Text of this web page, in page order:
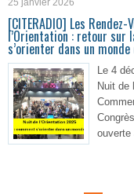
25 janvier 2026
[CITERADIO] Les
l’Orientation : retour sur
s’orienter dans un
Le 4
Nuit de
ouverte